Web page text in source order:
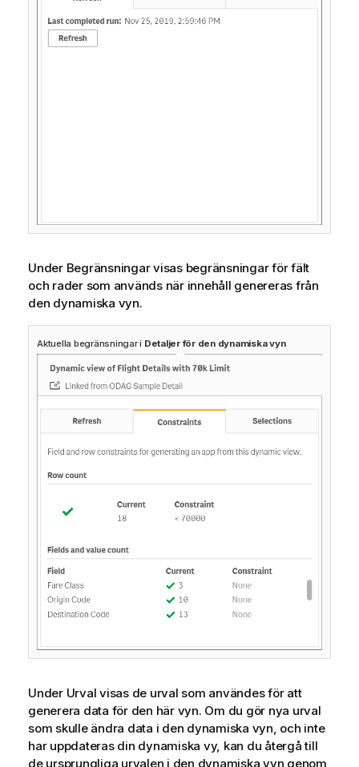
Under Begränsningar visas begränsningar förfält
och rader som används när innehåll genereras från
den dynamiska vyn.
Aktuella begränsningar i Detaljer för den dynamiska vyn
Under Urval visas de urval som användes för att
generera data för den här vyn. Om du gör nya urval
som skulle ändra data i den dynamiska vyn, och inte
har uppdateras din dynamiska vy, kan du återgå till
de ursprungliga urvalen i den dynamiska vyn genom